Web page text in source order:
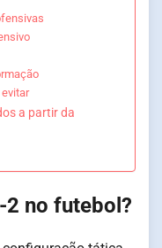
a partir da
2 no futebol?